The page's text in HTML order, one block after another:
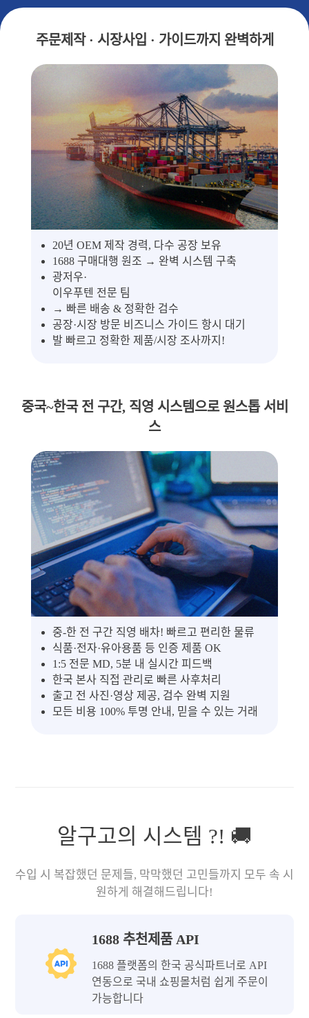
주문제작 · 시장사입 · 가이드까지 완벽하게
20년 OEM 제작 경력, 다수 공장 보유
1688 구매대행 원조 → 완벽 시스템 구축
광저우·
이우푸텐 전문 팀
→ 빠른 배송 & 정확한 검수
공장·시장 방문 비즈니스 가이드 항시 대기
발 빠르고 정확한 제품/시장 조사까지!
중국~한국 전 구간, 직영 시스템으로 원스톱 서비
스
중-한 전 구간 직영 배차! 빠르고 편리한 물류
식품·전자·유아용품 등 인증 제품 OK
1:5 전문 MD, 5분 내 실시간 피드백
한국 본사 직접 관리로 빠른 사후처리
출고 전 사진·영상 제공, 검수 완벽 지원
모든 비용 100% 투명 안내, 믿을 수 있는 거래
알구고의 시스템 ?! 🚚
수입 시 복잡했던 문제들, 막막했던 고민들까지 모두 속 시
원하게 해결해드립니다!
1688 추천제품 API
1688 플랫폼의 한국 공식파트너로 API
연동으로 국내 쇼핑몰처럼 쉽게 주문이
가능합니다